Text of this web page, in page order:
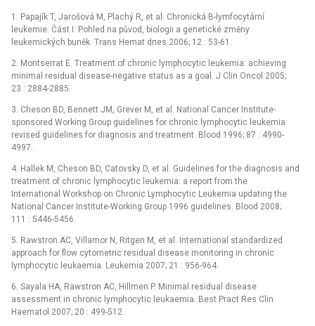
1. Papajík T, Jarošová M, Plachý R, et al. Chronická B-lymfocytární
leukemie. Část I: Pohled na původ, biologii a genetické změny
leukemických buněk. Trans Hemat dnes 2006; 12 : 53-61.
2. Montserrat E. Treatment of chronic lymphocytic leukemia: achieving
minimal residual disease-negative status as a goal. J Clin Oncol 2005;
23 : 2884-2885.
3. Cheson BD, Bennett JM, Grever M, et al. National Cancer Institute-
sponsored Working Group guidelines for chronic lymphocytic leukemia:
revised guidelines for diagnosis and treatment. Blood 1996; 87 : 4990-
4997.
4. Hallek M, Cheson BD, Catovsky D, et al. Guidelines for the diagnosis and
treatment of chronic lymphocytic leukemia: a report from the
International Workshop on Chronic Lymphocytic Leukemia updating the
National Cancer Institute-Working Group 1996 guidelines. Blood 2008;
111 : 5446-5456.
5. Rawstron AC, Villamor N, Ritgen M, et al. International standardized
approach for flow cytometric residual disease monitoring in chronic
lymphocytic leukaemia. Leukemia 2007; 21 : 956-964.
6. Sayala HA, Rawstron AC, Hillmen P. Minimal residual disease
assessment in chronic lymphocytic leukaemia. Best Pract Res Clin
Haematol 2007; 20 : 499-512.